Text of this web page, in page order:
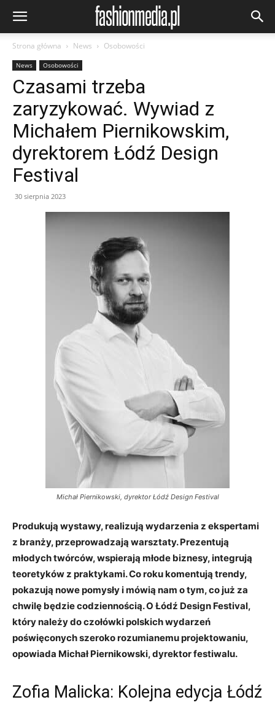
Strona główna News Osobowości
News Osobowości
Czasami trzeba
zaryzykować. Wywiad z
Michałem Piernikowskim,
dyrektorem Łódź Design
Festival
30 sierpnia 2023
Michał Piernikowski, dyrektor Łódź Design Festival
Produkują wystawy, realizują wydarzenia z ekspertami
z branży, przeprowadzają warsztaty. Prezentują
młodych twórców, wspierają młode biznesy, integrują
teoretyków z praktykami. Co roku komentują trendy,
pokazują nowe pomysły i mówią nam o tym, co już za
chwilę będzie codziennością. O Łódź Design Festival,
który należy do czołówki polskich wydarzeń
poświęconych szeroko rozumianemu projektowaniu,
opowiada Michał Piernikowski, dyrektor festiwalu.
Zofia Malicka: Kolejna edycja Łódź